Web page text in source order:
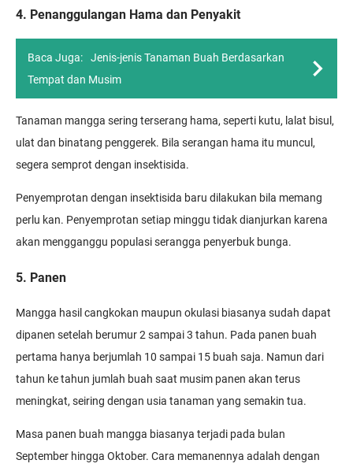
4. Penanggulangan Hama dan Penyakit
Baca Juga:
Jenis-jenis Tanaman Buah Berdasarkan
Tempat dan Musim
Tanaman mangga sering terserang hama, seperti kutu, lalat bisul,
ulat dan binatang penggerek. Bila serangan hama itu muncul,
segera semprot dengan insektisida.
Penyemprotan dengan insektisida baru dilakukan bila memang
perlu kan. Penyemprotan setiap minggu tidak dianjurkan karena
akan mengganggu populasi serangga penyerbuk bunga.
5. Panen
Mangga hasil cangkokan maupun okulasi biasanya sudah dapat
dipanen setelah berumur 2 sampai 3 tahun. Pada panen buah
pertama hanya berjumlah 10 sampai 15 buah saja. Namun dari
tahun ke tahun jumlah buah saat musim panen akan terus
meningkat, seiring dengan usia tanaman yang semakin tua.
Masa panen buah mangga biasanya terjadi pada bulan
September hingga Oktober. Cara memanennya adalah dengan